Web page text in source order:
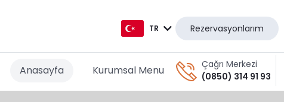
TR Rezervasyonlarım
Anasayfa Kurumsal Menu
Çağrı Merkezi
(0850) 314 91 93